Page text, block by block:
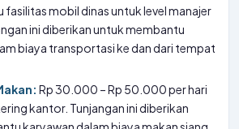
fasilitas mobil dinas untuk level manajer
ini diberikan untuk membantu
biaya transportasi ke dan dari tempat
Rp 30.000 – Rp 50.000 per hari
kantor. Tunjangan ini diberikan